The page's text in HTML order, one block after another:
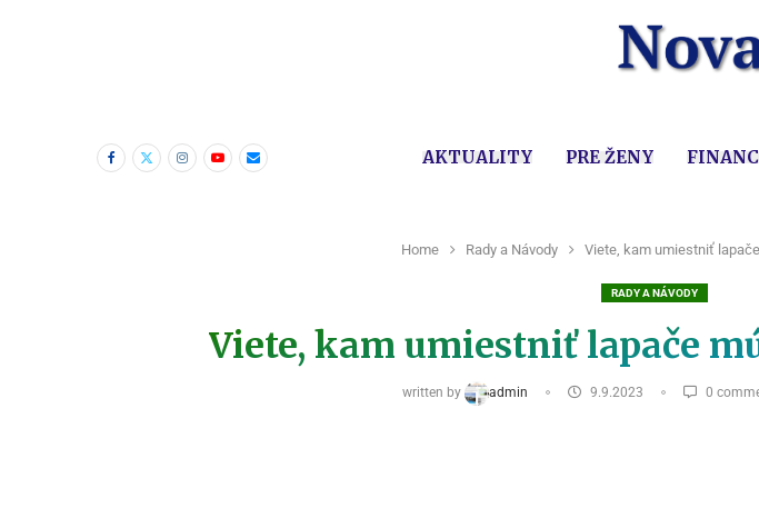
AKTUALITY PRE ŽENY
Home Rady a Návody Viete, kam umiestniť
RADY A NÁVODY
Viete, kam umiestniť lapače
written by admin 9.9.2023 0